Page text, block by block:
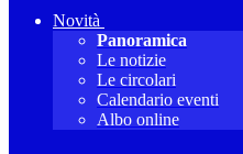
Novità
Panoramica
Le notizie
Le circolari
Calendario eventi
Albo online